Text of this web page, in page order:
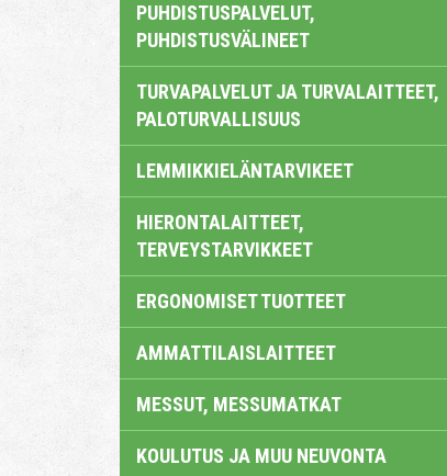
PUHDISTUSPALVELUT,
PUHDISTUSVÄLINEET
TURVAPALVELUT JA TURVALAITTEET,
PALOTURVALLISUUS
LEMMIKKIELÄNTARVIKEET
HIERONTALAITTEET,
TERVEYSTARVIKKEET
ERGONOMISET TUOTTEET
AMMATTILAISLAITTEET
MESSUT, MESSUMATKAT
KOULUTUS JA MUU NEUVONTA